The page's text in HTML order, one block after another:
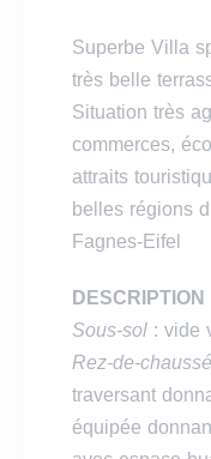
Superbe Villa
très belle
Situation très
commerces,
attraits
belles régions
Fagnes-Eifel
DESCRIPTION
Sous-sol : vide
Rez-de-
traversant
équipée